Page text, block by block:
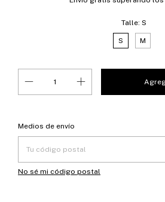
Talle: S
S M
Entregas para el CP:
Medios de envío
No sé mi código postal